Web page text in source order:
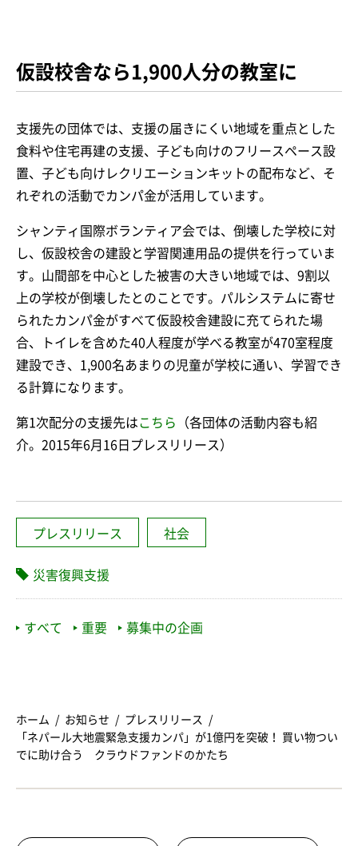
仮設校舎なら1,900人分の教室に
支援先の団体では、支援の届きにくい地域を重点とした
食料や住宅再建の支援、子ども向けのフリースペース設
置、子ども向けレクリエーションキットの配布など、そ
れぞれの活動でカンパ金が活用しています。
シャンティ国際ボランティア会では、倒壊した学校に対
し、仮設校舎の建設と学習関連用品の提供を行っていま
す。山間部を中心とした被害の大きい地域では、9割以
上の学校が倒壊したとのことです。パルシステムに寄せ
られたカンパ金がすべて仮設校舎建設に充てられた場
合、トイレを含めた40人程度が学べる教室が470室程度
建設でき、1,900名あまりの児童が学校に通い、学習でき
る計算になります。
第1次配分の支援先はこちら
（各団体の活動内容も紹
介。2015年6月16日プレスリリース）
プレスリリース 社会
災害復興支援
すべて 重要 募集中の企画
ホーム お知らせ
プレスリリース
「ネパール大地震緊急支援カンパ」が1億円を突破！ 買い物つい
でに助け合う クラウドファンドのかたち